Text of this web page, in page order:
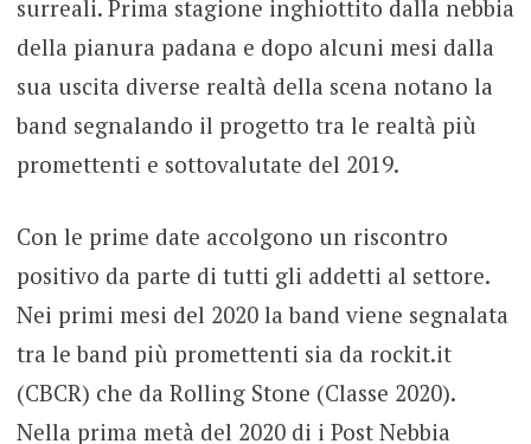
surreali. Prima stagione inghiottito dalla nebbia
della pianura padana e dopo alcuni mesi dalla
sua uscita diverse realtà della scena notano la
band segnalando il progetto tra le realtà più
promettenti e sottovalutate del 2019.
Con le prime date accolgono un riscontro
positivo da parte di tutti gli addetti al settore.
Nei primi mesi del 2020 la band viene segnalata
tra le band più promettenti sia da rockit.it
(CBCR) che da Rolling Stone (Classe 2020).
Nella prima metà del 2020 di i Post Nebbia